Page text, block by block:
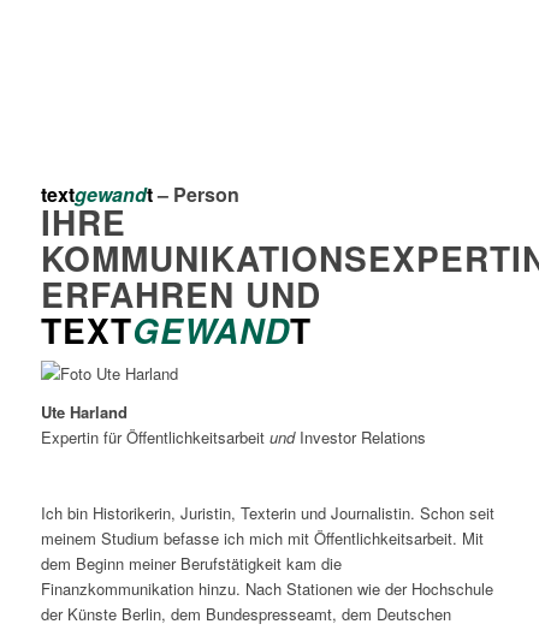
textgewandt– Person
IHRE
ERFAHREN UND
TEXTGEWANDT
Ute Harland
Expertin für Öffentlichkeitsarbeit und Investor Relations
Ich bin Historikerin, Juristin, Texterin und Journalistin. Schon seit
meinem Studium befasse ich mich mit Öffentlichkeitsarbeit. Mit
dem Beginn meiner Berufstätigkeit kam die
Finanzkommunikation hinzu. Nach Stationen wie der Hochschule
der Künste Berlin, dem Bundespresseamt, dem Deutschen